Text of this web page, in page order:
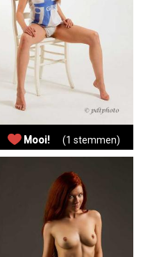
Mooi! (1 stemmen)